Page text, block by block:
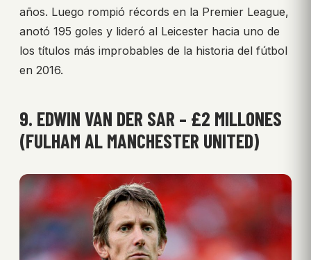
años. Luego rompió récords en la Premier League,
anotó 195 goles y lideró al Leicester hacia uno de
los títulos más improbables de la historia del fútbol
en 2016.
9. EDWIN VAN DER SAR – £2 MILLONES
(FULHAM AL MANCHESTER UNITED)